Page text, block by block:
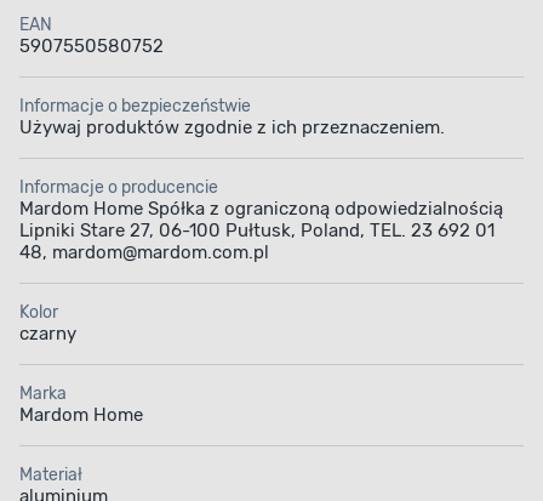
EAN
5907550580752
Informacje o bezpieczeństwie
Używaj produktów zgodnie z ich przeznaczeniem.
Informacje o producencie
Mardom Home Spółka z ograniczoną odpowiedzialnością
Lipniki Stare 27, 06-100 Pułtusk, Poland, TEL. 23 692 01
48, mardom@mardom.com.pl
Kolor
czarny
Marka
Mardom Home
Materiał
aluminium